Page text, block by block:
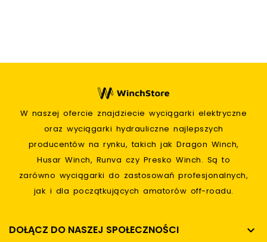
W naszej ofercie znajdziecie wyciągarki elektryczne
oraz wyciągarki hydrauliczne najlepszych
producentów na rynku, takich jak Dragon Winch,
Husar Winch, Runva czy Presko Winch. Są to
zarówno wyciągarki do zastosowań profesjonalnych,
jak i dla początkujących amatorów off-roadu.
DOŁĄCZ DO NASZEJ SPOŁECZNOŚCI 